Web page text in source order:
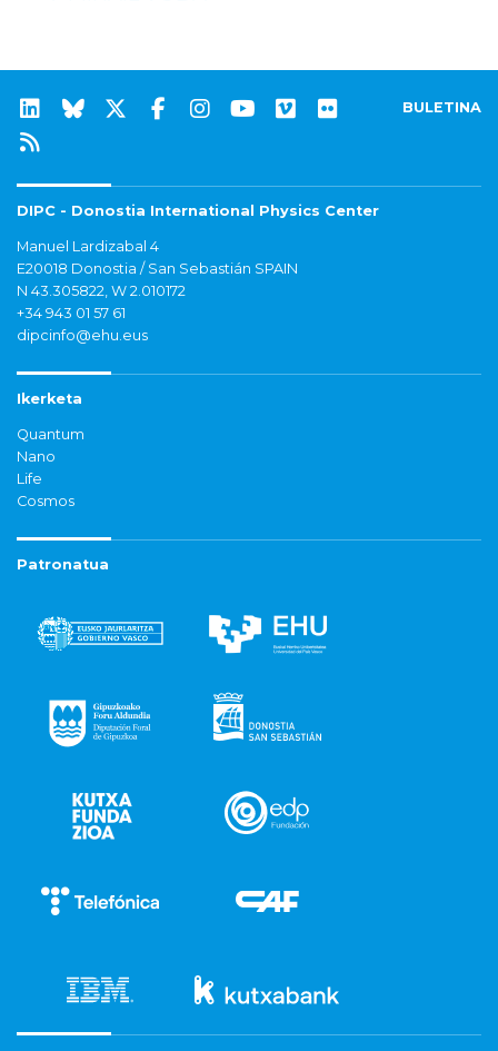
BULETINA
DIPC - Donostia International Physics Center
Manuel Lardizabal 4
E20018 Donostia / San Sebastián SPAIN
N 43.305822, W 2.010172
+34 943 01 57 61
dipcinfo@ehu.eus
Ikerketa
Quantum
Nano
Life
Cosmos
Patronatua